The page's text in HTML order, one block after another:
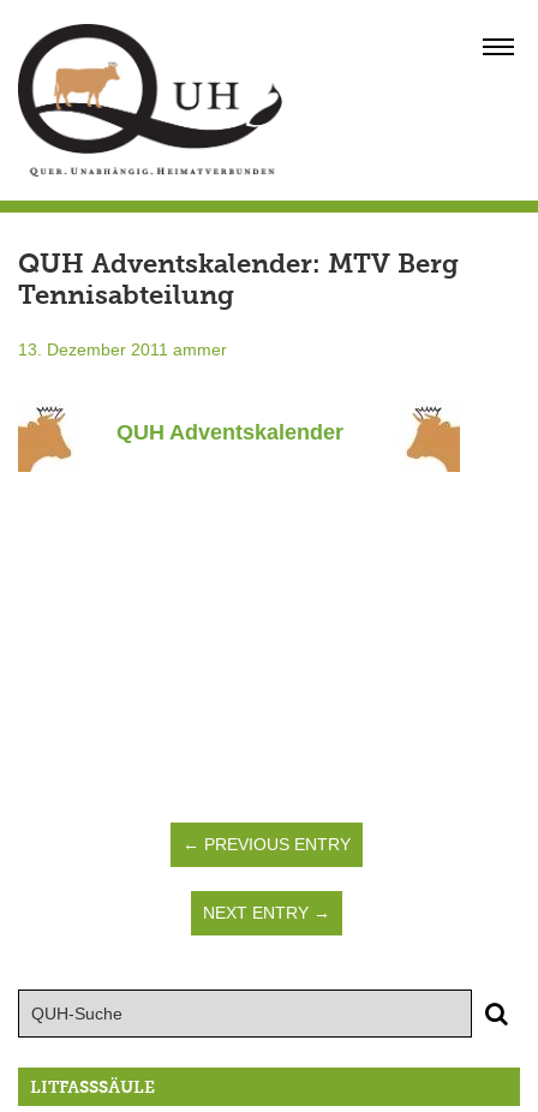
content
QUH Adventskalender: MTV Berg
Tennisabteilung
13. Dezember 2011 ammer
QUH Adventskalender
← PREVIOUS ENTRY
NEXT ENTRY →
LITFASSSÄULE